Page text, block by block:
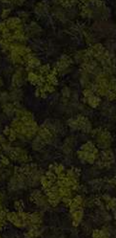
Contact
Bank